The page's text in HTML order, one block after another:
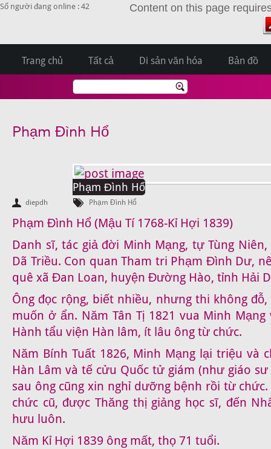
Số người đang online : 42 Content on this page
Trang chủ Tất cả Di sản văn hóa Bản đồ
Phạm Đình Hổ
Phạm Đình Hổ
diepdh Phạm Đình Hổ
Phạm Đình Hổ (Mậu Tí 1768-Kỉ Hợi 1839)
Danh sĩ, tác giả đời Minh Mạng, tự Tùng
Dã Triều. Con quan Tham tri Phạm Đình Dư,
quê xã Đan Loan, huyện Đường Hào, tỉnh Hải
Ông đọc rộng, biết nhiều, nhưng thi không
muốn ở ẩn. Năm Tân Tị 1821 vua Minh
Hành tẩu viện Hàn lâm, ít lâu ông từ chức.
Năm Bính Tuất 1826, Minh Mạng lại triệu và
Hàn Lâm và tế cửu Quốc tử giám (như giáo
sau ông cũng xin nghỉ dưỡng bệnh rồi từ
chức cũ, được Thăng thị giảng học sĩ, đến
hưu luôn.
Năm Kỉ Hợi 1839 ông mất, thọ 71 tuổi.